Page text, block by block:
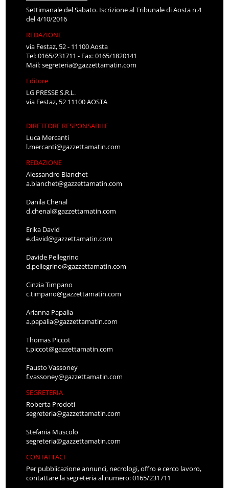
Settimanale del Sabato. Iscrizione al Tribunale di Aosta n.4
del 4/10/2016
REDAZIONE
via Festaz, 52 - 11100 Aosta
Tel: 0165/231711 - Fax: 0165/1820141
Mail:segreteria@gazzettamatin.com
Editore
LG PRESSE S.R.L.
via Festaz, 52 11100 AOSTA
DIRETTORE RESPONSABILE
Luca Mercanti
l.mercanti@gazzettamatin.com
REDAZIONE
Alessandro Bianchet
a.bianchet@gazzettamatin.com
Danila Chenal
d.chenal@gazzettamatin.com
Erika David
e.david@gazzettamatin.com
Davide Pellegrino
d.pellegrino@gazzettamatin.com
Cinzia Timpano
c.timpano@gazzettamatin.com
Arianna Papalia
a.papalia@gazzettamatin.com
Thomas Piccot
t.piccot@gazzettamatin.com
Fausto Vassoney
f.vassoney@gazzettamatin.com
SEGRETERIA
Roberta Prodoti
segreteria@gazzettamatin.com
Stefania Muscolo
segreteria@gazzettamatin.com
CONTATTACI
Per pubblicazione annunci, necrologi, offro e cerco lavoro,
contattare la segreteria al numero: 0165/231711